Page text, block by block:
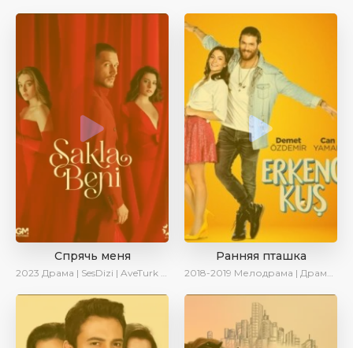
Спрячь меня
2023 Драма | SesDizi | AveTurk | AlisaDirilis | Сериалы 2023
Ранняя пташка
2018-2019 Мелодрама | Драма | Комедия | SesDizi | Ирина Котова